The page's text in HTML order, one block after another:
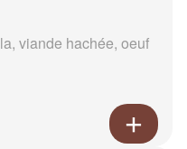
viande hachée, oeuf